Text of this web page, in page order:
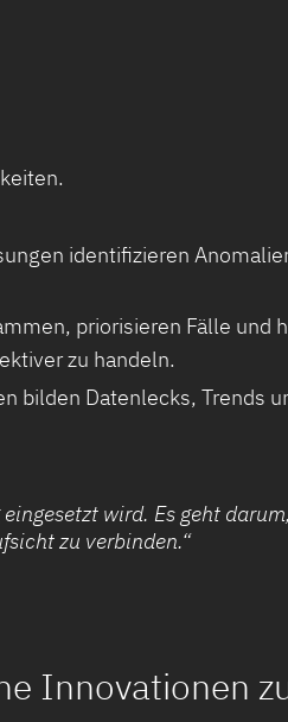
identifizieren
priorisieren Fälle und
zu handeln.
bilden Datenlecks, Trends
wird. Es geht
zu verbinden.“
Innovationen